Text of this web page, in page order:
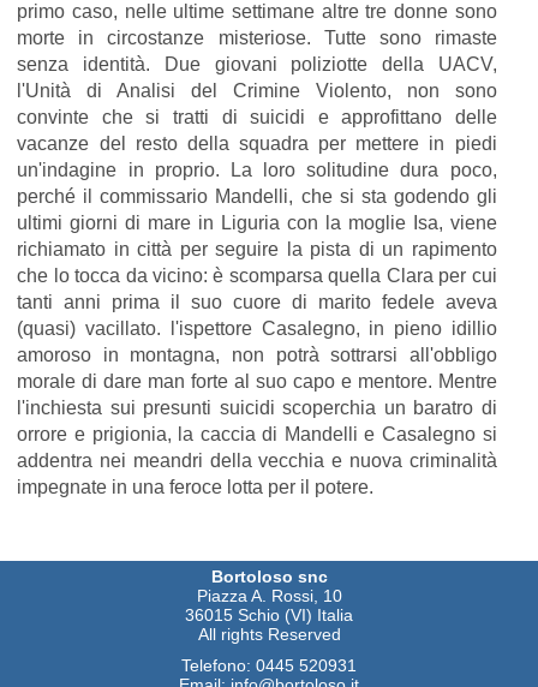
primo caso, nelle ultime settimane altre tre donne sono
morte in circostanze misteriose. Tutte sono rimaste
senza identità. Due giovani poliziotte della UACV,
l'Unità di Analisi del Crimine Violento, non sono
convinte che si tratti di suicidi e approfittano delle
vacanze del resto della squadra per mettere in piedi
un'indagine in proprio. La loro solitudine dura poco,
perché il commissario Mandelli, che si sta godendo gli
ultimi giorni di mare in Liguria con la moglie Isa, viene
richiamato in città per seguire la pista di un rapimento
che lo tocca da vicino: è scomparsa quella Clara per cui
tanti anni prima il suo cuore di marito fedele aveva
(quasi) vacillato. l'ispettore Casalegno, in pieno idillio
amoroso in montagna, non potrà sottrarsi all'obbligo
morale di dare man forte al suo capo e mentore. Mentre
l'inchiesta sui presunti suicidi scoperchia un baratro di
orrore e prigionia, la caccia di Mandelli e Casalegno si
addentra nei meandri della vecchia e nuova criminalità
impegnate in una feroce lotta per il potere.
Bortoloso snc
Piazza A. Rossi, 10
36015 Schio (VI) Italia
All rights Reserved
Telefono: 0445 520931